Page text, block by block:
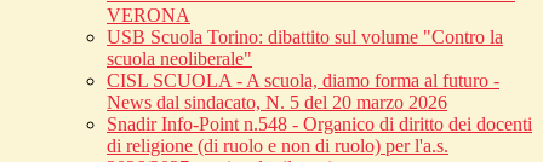
VERONA
USB Scuola Torino: dibattito sul volume "Contro la
scuola neoliberale"
CISL SCUOLA - A scuola, diamo forma al futuro -
News dal sindacato, N. 5 del 20 marzo 2026
Snadir Info-Point n.548 - Organico di diritto dei docenti
di religione (di ruolo e non di ruolo) per l'a.s.